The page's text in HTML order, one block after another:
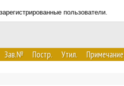
пользователи.
Зав.№ Постр. Утил. Примечание